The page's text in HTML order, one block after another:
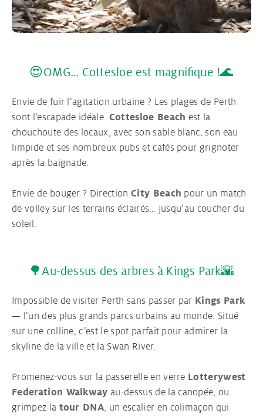
😍OMG… Cottesloe est magnifique !🌊
Envie de fuir l’agitation urbaine ? Les plages de Perth
sont l’escapade idéale. Cottesloe Beach est la
chouchoute des locaux, avec son sable blanc, son eau
limpide et ses nombreux pubs et cafés pour grignoter
après la baignade.
Envie de bouger ? Direction City Beach pour un match
de volley sur les terrains éclairés… jusqu’au coucher du
soleil.
🌳Au-dessus des arbres à Kings Park🌇
Impossible de visiter Perth sans passer par Kings Park
— l’un des plus grands parcs urbains au monde. Situé
sur une colline, c’est le spot parfait pour admirer la
skyline de la ville et la Swan River.
Promenez-vous sur la passerelle en verre Lotterywest
Federation Walkway au-dessus de la canopée, ou
grimpez la tour DNA, un escalier en colimaçon qui